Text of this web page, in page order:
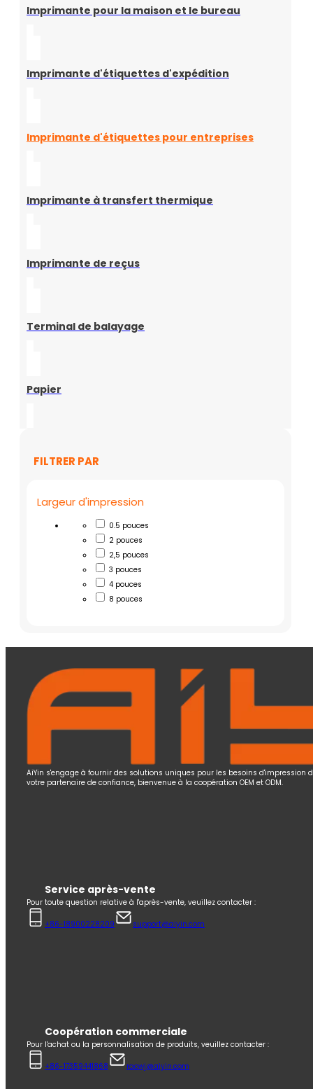
Imprimante pour la maison et le bureau
Imprimante d'étiquettes d'expédition
Imprimante d'étiquettes pour entreprises
Imprimante à transfert thermique
Imprimante de reçus
Terminal de balayage
Papier
FILTRER PAR
Largeur d'impression
0.5 pouces
2 pouces
2,5 pouces
3 pouces
4 pouces
8 pouces
AiYin s'engage à fournir des solutions uniques pour les besoins
votre partenaire de confiance, bienvenue à la coopération OEM et ODM.
Service après-vente
Pour toute question relative à l'après-vente, veuillez contacter :
+86-18900228209 support@aiyin.com
Coopération commerciale
Pour l'achat ou la personnalisation de produits, veuillez contacter :
+86-17359441868 raowj@aiyin.com